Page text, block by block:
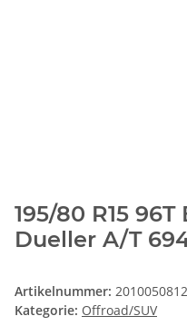
195/80 R15
Dueller A/T
Artikelnummer:
Kategorie: Offroad/SUV